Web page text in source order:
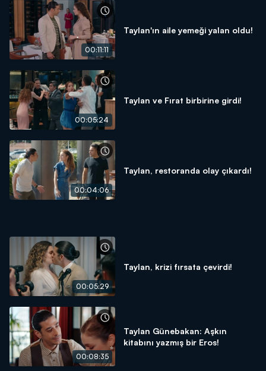
00:11:11
Taylan'ın aile yemeği yalan oldu!
00:05:24
Taylan ve Fırat birbirine girdi!
00:04:06
Taylan, restoranda olay çıkardı!
00:05:29
Taylan, krizi fırsata çevirdi!
00:08:35
Taylan Günebakan: Aşkın
kitabını yazmış bir Eros!